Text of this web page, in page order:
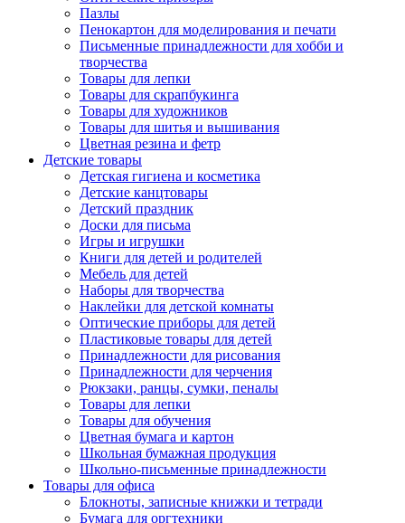
Пазлы
Пенокартон для моделирования и печати
Письменные принадлежности для хобби и
творчества
Товары для лепки
Товары для скрапбукинга
Товары для художников
Товары для шитья и вышивания
Цветная резина и фетр
Детские товары
Детская гигиена и косметика
Детские канцтовары
Детский праздник
Доски для письма
Игры и игрушки
Книги для детей и родителей
Мебель для детей
Наборы для творчества
Наклейки для детской комнаты
Оптические приборы для детей
Пластиковые товары для детей
Принадлежности для рисования
Принадлежности для черчения
Рюкзаки, ранцы, сумки, пеналы
Товары для лепки
Товары для обучения
Цветная бумага и картон
Школьная бумажная продукция
Школьно-письменные принадлежности
Товары для офиса
Блокноты, записные книжки и тетради
Бумага для оргтехники